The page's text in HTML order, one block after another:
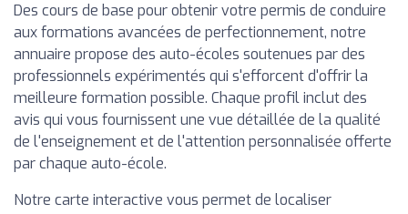
Des cours de base pour obtenir votre permis de conduire
aux formations avancées de perfectionnement, notre
annuaire propose des auto-écoles soutenues par des
professionnels expérimentés qui s'efforcent d'offrir la
meilleure formation possible. Chaque profil inclut des
avis qui vous fournissent une vue détaillée de la qualité
de l'enseignement et de l'attention personnalisée offerte
par chaque auto-école.
Notre carte interactive vous permet de localiser